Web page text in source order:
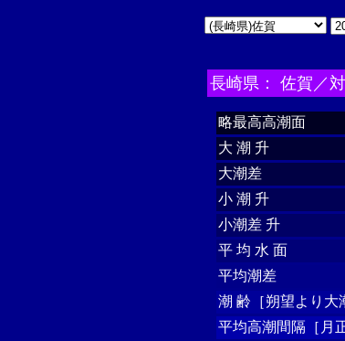
長崎県： 佐賀／
略最高高潮面
大 潮 升
大潮差
小 潮 升
小潮差 升
平 均 水 面
平均潮差
潮 齢［朔望より大
平均高潮間隔［月